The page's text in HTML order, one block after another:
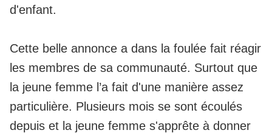
d'enfant.
Cette belle annonce a dans la foulée fait réagir
les membres de sa communauté. Surtout que
la jeune femme l’a fait d'une manière assez
particulière. Plusieurs mois se sont écoulés
depuis et la jeune femme s'apprête à donner